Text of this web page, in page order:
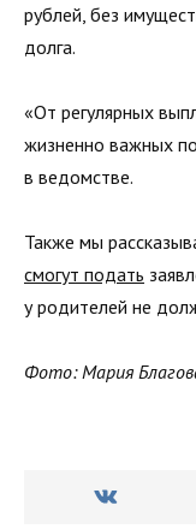
рублей, без
долга.
«От регулярных
жизненно важных
в ведомстве.
Также мы
смогут подать
у родителей не
Фото: Мария